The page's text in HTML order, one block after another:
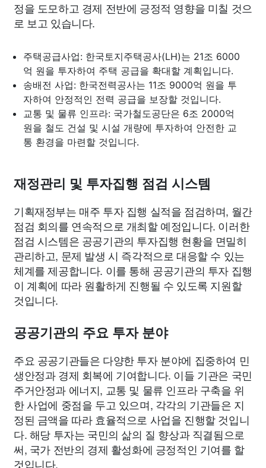
정을 도모하고 경제 전반에 긍정적 영향을 미칠 것으
로 보고 있습니다.
주택공급사업: 한국토지주택공사(LH)는 21조 6000
억 원을 투자하여 주택 공급을 확대할 계획입니다.
송배전 사업: 한국전력공사는 11조 9000억 원을 투
자하여 안정적인 전력 공급을 보장할 것입니다.
교통 및 물류 인프라: 국가철도공단은 6조 2000억
원을 철도 건설 및 시설 개량에 투자하여 안전한 교
통 환경을 마련할 것입니다.
재정관리 및 투자집행 점검 시스템
기획재정부는 매주 투자 집행 실적을 점검하며, 월간
점검 회의를 연속적으로 개최할 예정입니다. 이러한
점검 시스템은 공공기관의 투자집행 현황을 면밀히
관리하고, 문제 발생 시 즉각적으로 대응할 수 있는
체계를 제공합니다. 이를 통해 공공기관의 투자 집행
이 계획에 따라 원활하게 진행될 수 있도록 지원할
것입니다.
공공기관의 주요 투자 분야
주요 공공기관들은 다양한 투자 분야에 집중하여 민
생안정과 경제 회복에 기여합니다. 이들 기관은 국민
주거안정과 에너지, 교통 및 물류 인프라 구축을 위
한 사업에 중점을 두고 있으며, 각각의 기관들은 지
정된 금액을 따라 효율적으로 사업을 진행할 것입니
다. 해당 투자는 국민의 삶의 질 향상과 직결됨으로
써, 국가 전반의 경제 활성화에 긍정적인 기여를 할
것입니다.